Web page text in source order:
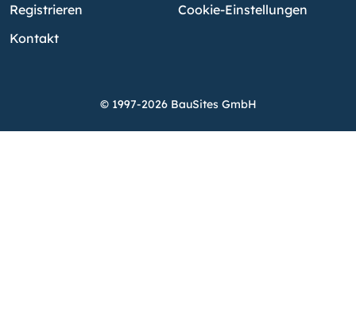
Registrieren
Kontakt
Cookie-Einstellungen
© 1997-2026 BauSites GmbH